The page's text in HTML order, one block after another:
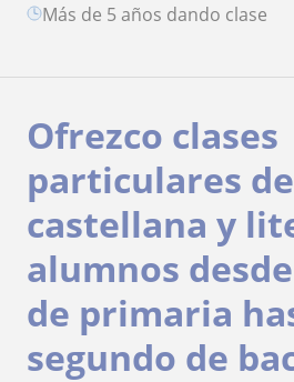
más de 5 años dando clase
Ofrezco clases
particulares
castellana y
alumnos
de primaria
segundo de